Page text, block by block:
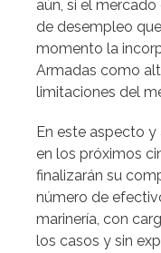
aún, si el
de desempleo
momento la
Armadas como
limitaciones del
En este aspecto y
en los próximos
finalizarán su
número de
marinería, con
los casos y sin